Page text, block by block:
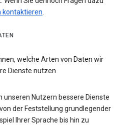
kontaktieren.
welche Arten von Daten wir
Dienste nutzen
unseren Nutzern bessere Dienste
der Feststellung grundlegender
Ihrer Sprache bis hin zu